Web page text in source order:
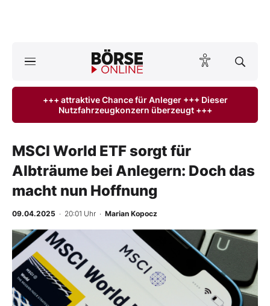
ktuelle Ausgabe BÖRSE ONLINE lesen
Finanz-Check
BO-Musterdepots
Experten
Mein B:O
+++ attraktive Chance für Anleger +++ Dieser
Nutzfahrzeugkonzern überzeugt +++
MSCI World ETF sorgt für
Albträume bei Anlegern: Doch das
macht nun Hoffnung
09.04.2025 · 20:01 Uhr · Marian Kopocz